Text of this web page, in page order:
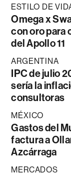
ESTILO DE
Omega x
con oro para
del Apollo 11
ARGENTINA
IPC de julio
sería la
consultoras
MÉXICO
Gastos del
factura a
Azcárraga
MERCADOS